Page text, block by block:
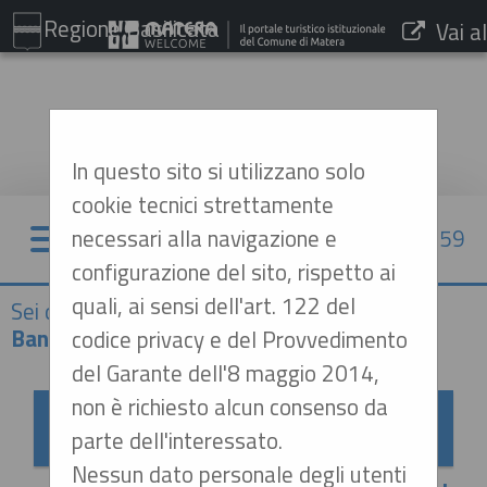
Regione Basilicata
Vai al
06/08/2026 23:59
Sei qui: Home»Elenco operatori economici
Bandi e avvisi d'iscrizione archiviati
In questo sito si utilizzano solo
cookie tecnici strettamente
necessari alla navigazione e
configurazione del sito, rispetto ai
quali, ai sensi dell'art. 122 del
codice privacy e del Provvedimento
del Garante dell'8 maggio 2014,
non è richiesto alcun consenso da
parte dell'interessato.
Nessun dato personale degli utenti
Bandi e avvisi d'iscrizione archiviati per
elenchi operatori economici